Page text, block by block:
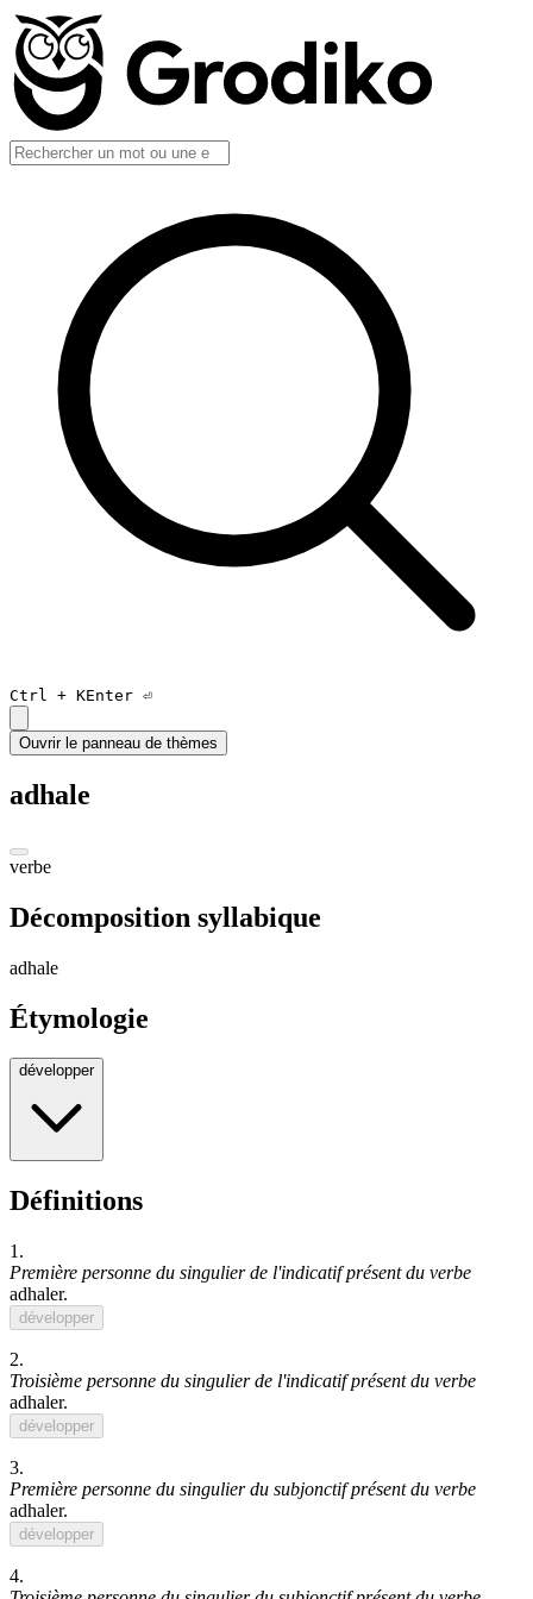
Ctrl + KEnter ⏎
Ouvrir le panneau de thèmes
adhale
verbe
Décomposition syllabique
adhale
Étymologie
développer
Définitions
1.
Première personne du singulier de l'indicatif présent du verbe
adhaler.
développer
2.
Troisième personne du singulier de l'indicatif présent du verbe
adhaler.
développer
3.
Première personne du singulier du subjonctif présent du verbe
adhaler.
développer
4.